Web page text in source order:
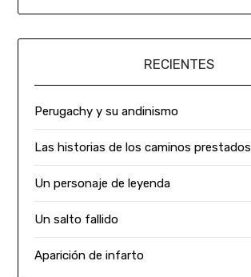
RECIENTES
Perugachy y su andinismo
Las historias de los caminos prestados
Un personaje de leyenda
Un salto fallido
Aparición de infarto